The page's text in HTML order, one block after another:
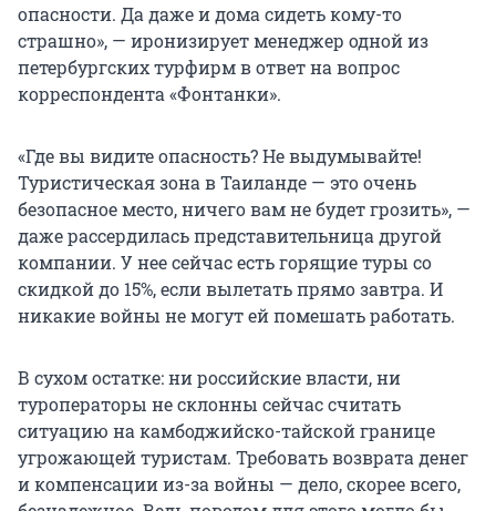
опасности. Да даже и дома сидеть кому-то
страшно», — иронизирует менеджер одной из
петербургских турфирм в ответ на вопрос
корреспондента «Фонтанки».
«Где вы видите опасность? Не выдумывайте!
Туристическая зона в Таиланде — это очень
безопасное место, ничего вам не будет грозить», —
даже рассердилась представительница другой
компании. У нее сейчас есть горящие туры со
скидкой до 15%, если вылетать прямо завтра. И
никакие войны не могут ей помешать работать.
В сухом остатке: ни российские власти, ни
туроператоры не склонны сейчас считать
ситуацию на камбоджийско-тайской границе
угрожающей туристам. Требовать возврата денег
и компенсации из-за войны — дело, скорее всего,